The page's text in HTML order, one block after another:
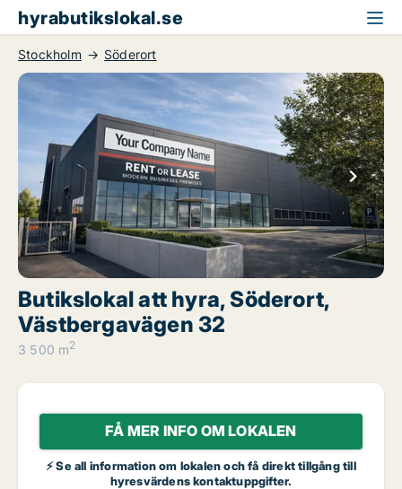
hyrabutikslokal.se
Stockholm Söderort
Butikslokal att hyra, Söderort,
Västbergavägen 32
3 500 m2
FÅ MER INFO OM LOKALEN
⚡ Se all information om lokalen och få direkt tillgång till
hyresvärdens kontaktuppgifter.